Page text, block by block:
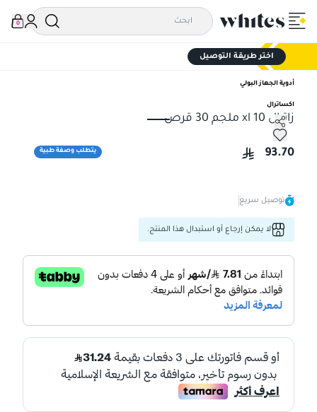
0
اختر طريقة التوصيل
أدوية الجهاز البولي
اكساترال
زاترال xl 10 ملجم 30 قرص
يتطلب وصفة طبية
زاترال xl 10 ملجم 30 قرص
93.70
توصيل سريع
لا يمكن إرجاع أو استبدال هذا المنتج.